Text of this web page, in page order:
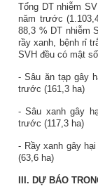
Tổng DT nhiễm
năm trước
88,3 % DT nhiễm
rầy xanh, bệnh rỉ
SVH đều có mật
- Sâu ăn tạp gây
trước (161,3 ha)
- Sâu xanh gây
trước (117,3 ha)
- Rầy xanh gây
(63,6 ha)
III. DỰ BÁO